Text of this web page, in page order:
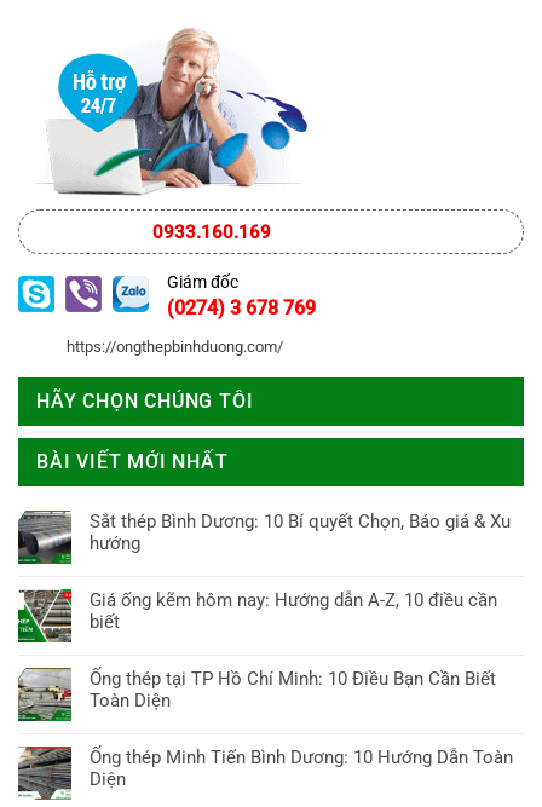
0933.160.169
Giám đốc
(0274) 3 678 769
https://ongthepbinhduong.com/
HÃY CHỌN CHÚNG TÔI
BÀI VIẾT MỚI NHẤT
Sắt thép Bình Dương: 10 Bí quyết Chọn, Báo giá & Xu
hướng
có
bình
Sắt
thép
Dương:
10
Bí
Giá ống kẽm hôm nay: Hướng dẫn A-Z, 10 điều cần
biết
có
bình
Giá
ống
Ống thép tại TP Hồ Chí Minh: 10 Điều Bạn Cần Biết
Toàn Diện
có
bình
luận
Ống thép Minh Tiến Bình Dương: 10 Hướng Dẫn Toàn
Diện